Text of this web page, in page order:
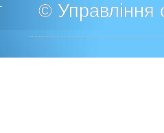
© Управління